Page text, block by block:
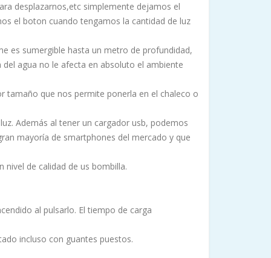
desplazarnos,etc simplemente dejamos el
el boton cuando tengamos la cantidad de luz
es sumergible hasta un metro de profundidad,
agua no le afecta en absoluto el ambiente
que nos permite ponerla en el chaleco o
Además al tener un cargador usb, podemos
mayoría de smartphones del mercado y que
nivel de calidad de us bombilla.
al pulsarlo. El tiempo de carga
incluso con guantes puestos.